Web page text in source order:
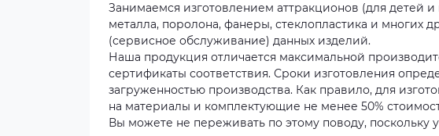
Занимаемся изготовлением аттракционов (для детей
металла, поролона, фанеры, стеклопластика и многих
(сервисное обслуживание) данных изделий.
Наша продукция отличается максимальной
сертификаты соответствия. Сроки изготовления
загруженностью производства. Как правило, для
на материалы и комплектующие не менее 50%
Вы можете не переживать по этому поводу, поскольку